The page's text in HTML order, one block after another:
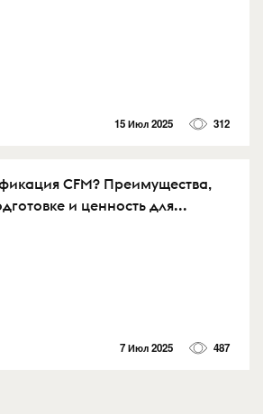
15 Июл 2025 312
CFM? Преимущества,
и ценность для...
7 Июл 2025 487